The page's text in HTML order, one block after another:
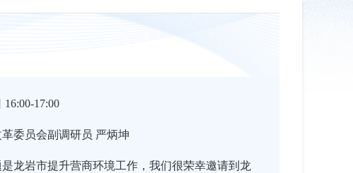
16:00-17:00
委员会副调研员 严炳坤
龙岩市提升营商环境工作，我们很荣幸邀请到龙